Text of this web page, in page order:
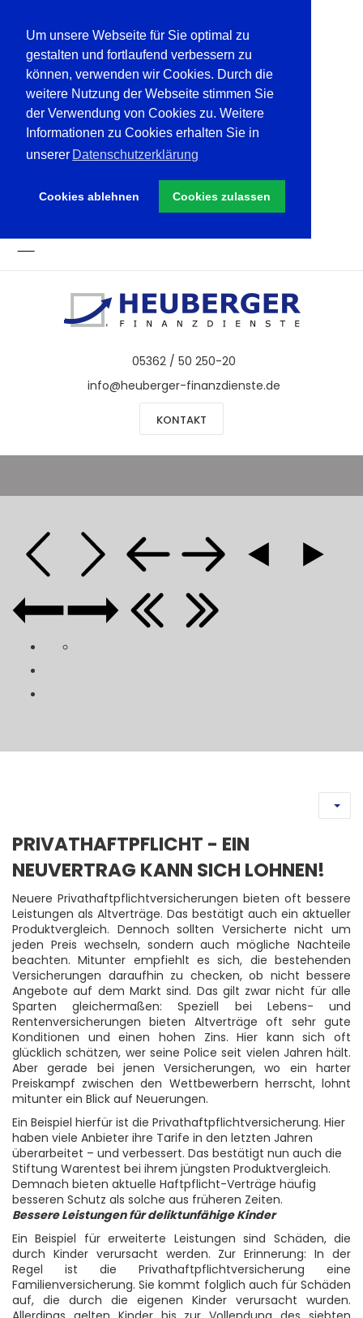
Um unsere Webseite für Sie optimal zu
gestalten und fortlaufend verbessern zu
können, verwenden wir Cookies. Durch die
weitere Nutzung der Webseite stimmen Sie
der Verwendung von Cookies zu. Weitere
Informationen zu Cookies erhalten Sie in
unserer Datenschutzerklärung
Cookies ablehnen Cookies zulassen
05362 / 50 250-20
info@heuberger-finanzdienste.de
KONTAKT
PRIVATHAFTPFLICHT - EIN
NEUVERTRAG KANN SICH LOHNEN!
Neuere Privathaftpflichtversicherungen bieten oft bessere
Leistungen als Altverträge. Das bestätigt auch ein aktueller
Produktvergleich. Dennoch sollten Versicherte nicht um
jeden Preis wechseln, sondern auch mögliche Nachteile
beachten. Mitunter empfiehlt es sich, die bestehenden
Versicherungen daraufhin zu checken, ob nicht bessere
Angebote auf dem Markt sind. Das gilt zwar nicht für alle
Sparten gleichermaßen: Speziell bei Lebens- und
Rentenversicherungen bieten Altverträge oft sehr gute
Konditionen und einen hohen Zins. Hier kann sich oft
glücklich schätzen, wer seine Police seit vielen Jahren hält.
Aber gerade bei jenen Versicherungen, wo ein harter
Preiskampf zwischen den Wettbewerbern herrscht, lohnt
mitunter ein Blick auf Neuerungen.
Ein Beispiel hierfür ist die Privathaftpflichtversicherung. Hier
haben viele Anbieter ihre Tarife in den letzten Jahren
überarbeitet – und verbessert. Das bestätigt nun auch die
Stiftung Warentest bei ihrem jüngsten Produktvergleich.
Demnach bieten aktuelle Haftpflicht-Verträge häufig
besseren Schutz als solche aus früheren Zeiten.
Bessere Leistungen für deliktunfähige Kinder
Ein Beispiel für erweiterte Leistungen sind Schäden, die
durch Kinder verursacht werden. Zur Erinnerung: In der
Regel ist die Privathaftpflichtversicherung eine
Familienversicherung. Sie kommt folglich auch für Schäden
auf, die durch die eigenen Kinder verursacht wurden.